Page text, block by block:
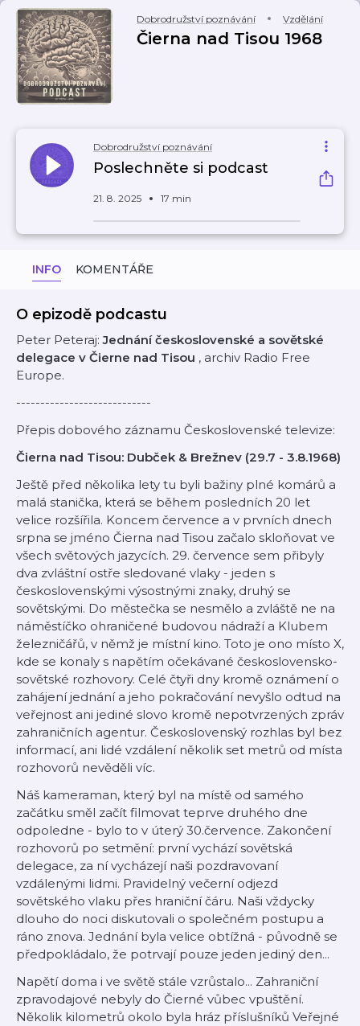
Dobrodružství poznávání Vzdělání
Čierna nad Tisou 1968
Dobrodružství poznávání
Poslechněte si podcast
21. 8. 2025 17 min
INFO KOMENTÁŘE
O epizodě podcastu
Peter Peteraj:Jednání československé a sovětské
delegace v Čierne nad Tisou , archiv Radio Free
Europe.
----------------------------
Přepis dobového záznamu Československé televize:
Čierna nad Tisou: Dubček & Brežnev (29.7 - 3.8.1968)
Ještě před několika lety tu byli bažiny plné komárů a
malá stanička, která se během posledních 20 let
velice rozšířila. Koncem července a v prvních dnech
srpna se jméno Čierna nad Tisou začalo skloňovat ve
všech světových jazycích. 29. července sem přibyly
dva zvláštní ostře sledované vlaky - jeden s
československými výsostnými znaky, druhý se
sovětskými. Do městečka se nesmělo a zvláště ne na
náměstíčko ohraničené budovou nádraží a Klubem
železničářů, v němž je místní kino. Toto je ono místo X,
kde se konaly s napětím očekávané československo-
sovětské rozhovory. Celé čtyři dny kromě oznámení o
zahájení jednání a jeho pokračování nevyšlo odtud na
veřejnost ani jediné slovo kromě nepotvrzených zpráv
zahraničních agentur. Československý rozhlas byl bez
informací, ani lidé vzdálení několik set metrů od místa
rozhovorů nevěděli víc.
Náš kameraman, který byl na místě od samého
začátku směl začít filmovat teprve druhého dne
odpoledne - bylo to v úterý 30.července. Zakončení
rozhovorů po setmění: první vychází sovětská
delegace, za ní vycházejí naši pozdravovaní
vzdálenými lidmi. Pravidelný večerní odjezd
sovětského vlaku přes hraniční čáru. Naši vždycky
dlouho do noci diskutovali o společném postupu a
ráno znova. Jednání byla velice obtížná - původně se
předpokládalo, že potrvají pouze jeden jediný den...
Napětí doma i ve světě stále vzrůstalo... Zahraniční
zpravodajové nebyly do Čierné vůbec vpuštění.
Několik kilometrů okolo byla hráz příslušníků Veřejné